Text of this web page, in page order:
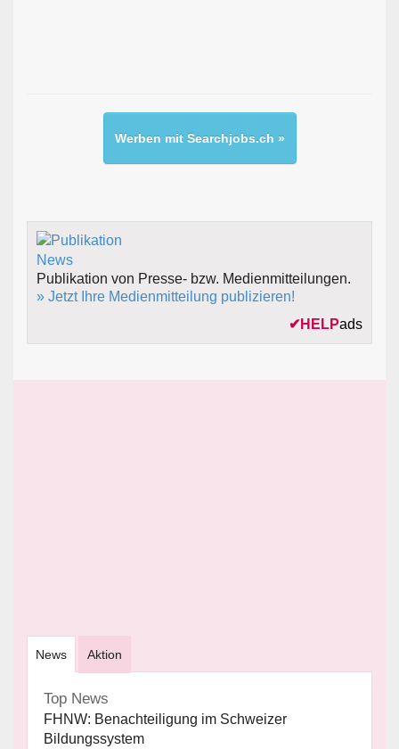
Werben mit Searchjobs.ch »
Publikation von Presse- bzw. Medienmitteilungen.
» Jetzt Ihre Medienmitteilung publizieren!
✔ HELPads
News Aktion
Top News
FHNW: Benachteiligung im Schweizer
Bildungssystem